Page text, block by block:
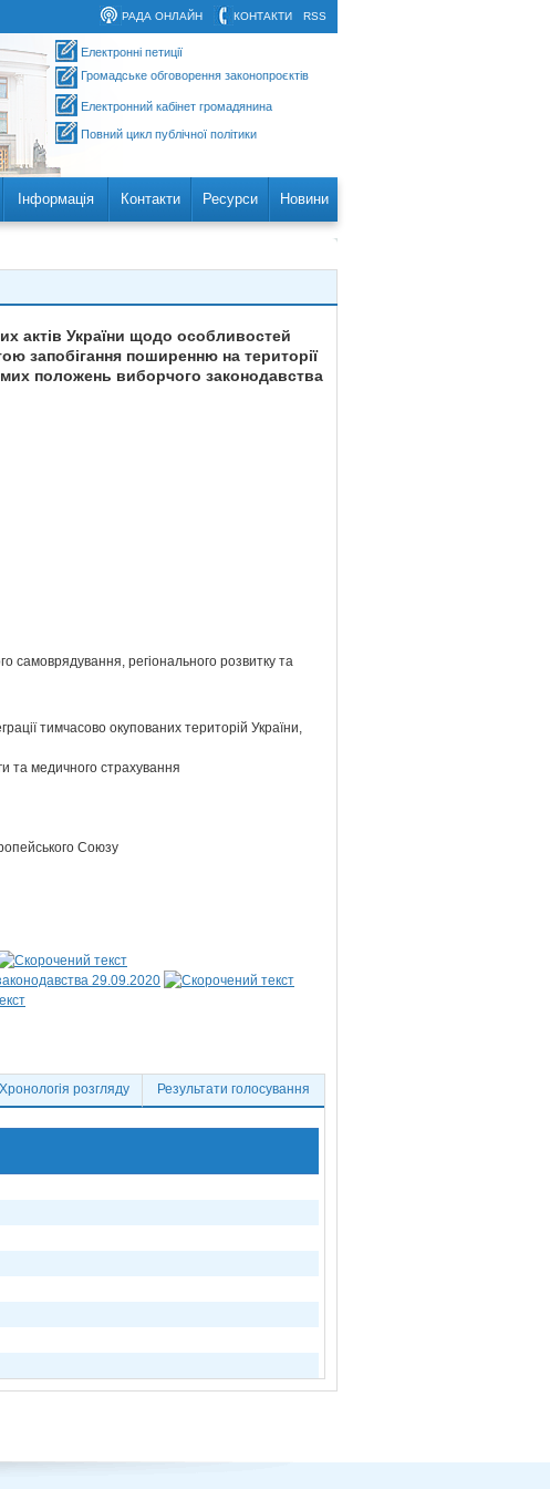
RSS
КОНТАКТИ
РАДА ОНЛАЙН
Електронні петиції
Громадське обговорення законопроєктів
Електронний кабінет громадянина
Повний цикл публічної політики
Інформація Контакти Ресурси Новини
актів України щодо особливостей
запобігання поширенню на території
положень виборчого законодавства
самоврядування, регіонального розвитку та
тимчасово окупованих територій України,
та медичного страхування
Союзу
29.09.2020
Хронологія розгляду Результати голосування